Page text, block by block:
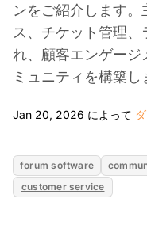
ンをご紹介します
ス、チケット管理
れ、顧客エンゲージ
ミュニティを構築し
Jan 20, 2026 によって
forum software
customer service